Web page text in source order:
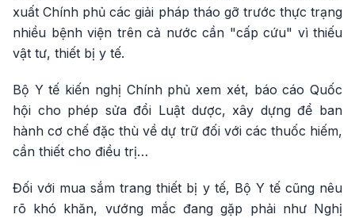
xuất Chính phủ các giải pháp tháo gỡ trước thực trạng
nhiều bệnh viện trên cả nước cần "cấp cứu" vì thiếu
vật tư, thiết bị y tế.
Bộ Y tế kiến nghị Chính phủ xem xét, báo cáo Quốc
hội cho phép sửa đổi Luật dược, xây dựng để ban
hành cơ chế đặc thù về dự trữ đối với các thuốc hiếm,
cần thiết cho điều trị…
Đối với mua sắm trang thiết bị y tế, Bộ Y tế cũng nêu
rõ khó khăn, vướng mắc đang gặp phải như Nghị